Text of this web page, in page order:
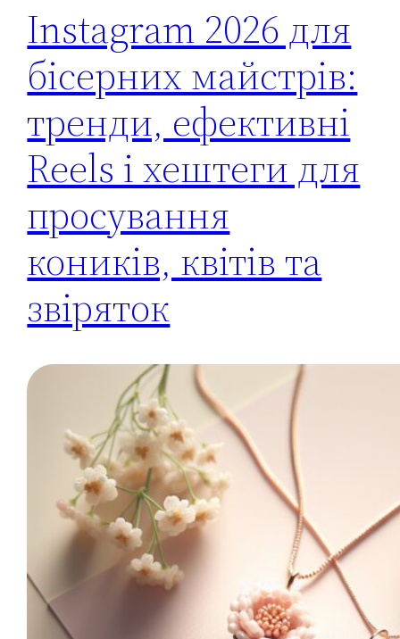
Instagram 2026 для
бісерних майстрів:
тренди, ефективні
Reels і хештеги для
просування
коників, квітів та
звіряток